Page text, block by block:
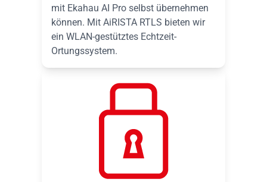
mit Ekahau AI Pro selbst übernehmen
können. Mit AiRISTA RTLS bieten wir
ein WLAN-gestütztes Echtzeit-
Ortungssystem.